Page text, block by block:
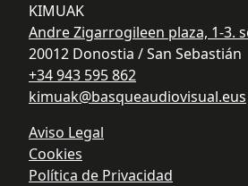
KIMUAK
Andre Zigarrogileen plaza, 1-3.
20012 Donostia / San Sebastián
+34 943 595 862
kimuak@basqueaudiovisual.eus
Aviso Legal
Cookies
Política de Privacidad